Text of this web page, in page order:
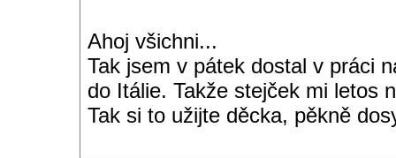
Ahoj všichni...
Tak jsem v pátek dostal v práci
do Itálie. Takže stejček mi letos
Tak si to užijte děcka, pěkně